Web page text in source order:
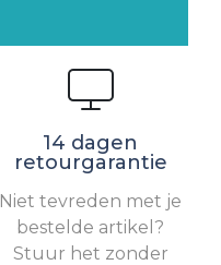
14 dagen
retourgarantie
Niet tevreden met je
bestelde artikel?
Stuur het zonder